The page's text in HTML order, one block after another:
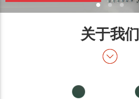
关于我们